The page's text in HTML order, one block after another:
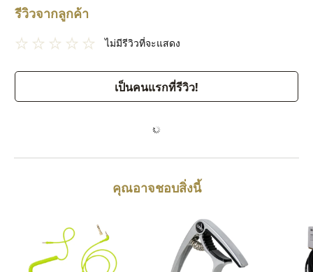
รีวิวจากลูกค้า
ไม่มีรีวิวที่จะแสดง
เป็นคนแรกที่รีวิว!
คุณอาจชอบสิ่งนี้